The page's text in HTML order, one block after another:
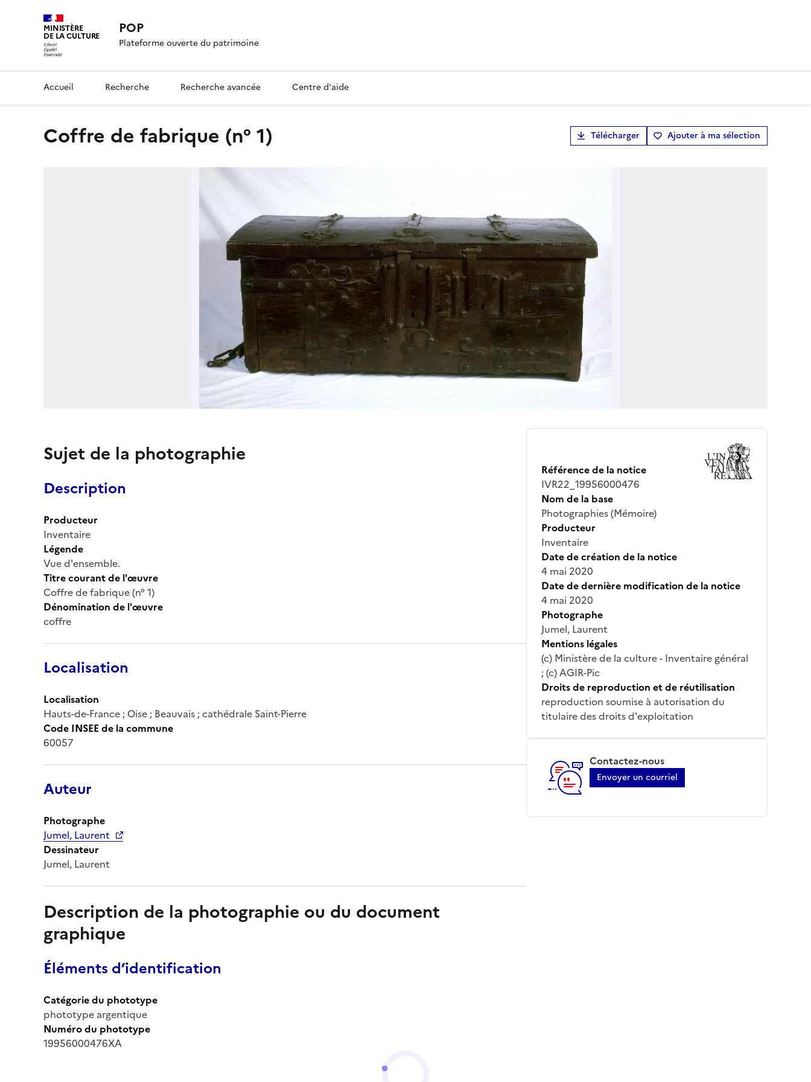
MINISTÈRE
DE LA CULTURE POP
Plateforme ouverte du patrimoine
Accueil Recherche Recherche avancée Centre d'aide
Coffre de fabrique (n° 1) Télécharger Ajouter à ma sélection
Sujet de la photographie
Description
Producteur
Inventaire
Légende
Vue d'ensemble.
Titre courant de l'œuvre
Coffre de fabrique (n° 1)
Dénomination de l'œuvre
coffre
Localisation
Localisation
Hauts-de-France ; Oise ; Beauvais ; cathédrale Saint-Pierre
Code INSEE de la commune
60057
Auteur
Photographe
Jumel, Laurent
Dessinateur
Jumel, Laurent
Description de la photographie ou du document
graphique
Éléments d’identification
Catégorie du phototype
phototype argentique
Numéro du phototype
19956000476XA
Référence de la notice
IVR22_19956000476
Nom de la base
Photographies (Mémoire)
Producteur
Inventaire
Date de création de la notice
4 mai 2020
Date de dernière modification de la notice
4 mai 2020
Photographe
Jumel, Laurent
Mentions légales
(c) Ministère de la culture - Inventaire général
; (c) AGIR-Pic
Droits de reproduction et de réutilisation
reproduction soumise à autorisation du
titulaire des droits d'exploitation
Contactez-nous
Envoyer un courriel